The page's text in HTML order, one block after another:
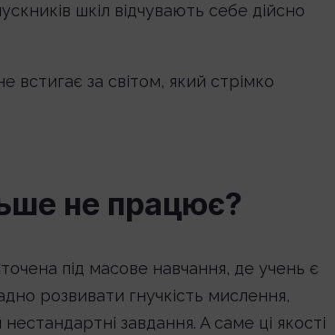
шкіл відчувають себе дійсно
встигає за світом, який стрімко
не працює?
під масове навчання, де учень є
розвивати гнучкість мислення,
завдання. А саме ці якості